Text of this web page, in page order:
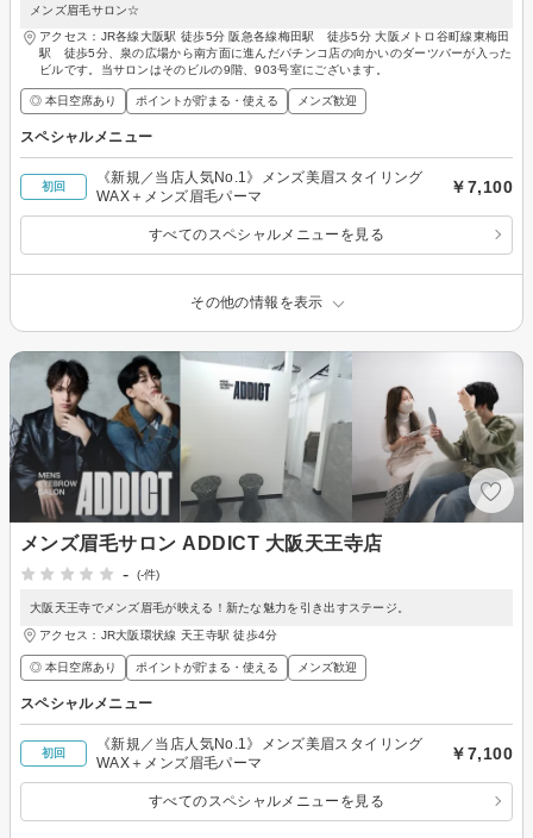
メンズ眉毛サロン☆
アクセス：JR各線大阪駅 徒歩5分 阪急各線梅田駅 徒歩5分 大阪メトロ谷町線東梅田
駅 徒歩5分、泉の広場から南方面に進んだパチンコ店の向かいのダーツバーが入った
ビルです。当サロンはそのビルの9階、903号室にございます。
◎ 本日空席あり ポイントが貯まる・使える メンズ歓迎
スペシャルメニュー
初回
《新規／当店人気No.1》メンズ美眉スタイリング
WAX＋メンズ眉毛パーマ
￥7,100
すべてのスペシャルメニューを見る
その他の情報を表示
メンズ眉毛サロン ADDICT 大阪天王寺店
-
(-件)
大阪天王寺でメンズ眉毛が映える！新たな魅力を引き出すステージ。
アクセス：JR大阪環状線 天王寺駅 徒歩4分
◎ 本日空席あり ポイントが貯まる・使える メンズ歓迎
スペシャルメニュー
初回
《新規／当店人気No.1》メンズ美眉スタイリング
WAX＋メンズ眉毛パーマ
￥7,100
すべてのスペシャルメニューを見る